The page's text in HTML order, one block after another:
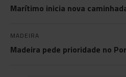
Marítimo inicia nova
MADEIRA
Madeira pede prioridade no